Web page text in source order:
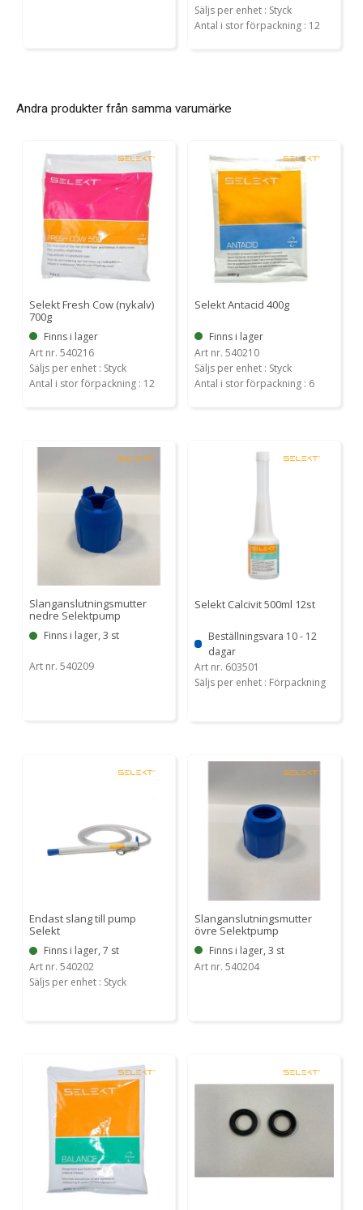
Säljs per enhet : Styck
Antal i stor förpackning : 12
Andra produkter från samma varumärke
Selekt Fresh Cow (nykalv)
700g
Finns i lager
Art nr. 540216
Säljs per enhet : Styck
Antal i stor förpackning : 12
Selekt Antacid 400g
Finns i lager
Art nr. 540210
Säljs per enhet : Styck
Antal i stor förpackning : 6
Slanganslutningsmutter
nedre Selektpump
Finns i lager, 3 st
Art nr. 540209
Selekt Calcivit 500ml 12st
Beställningsvara 10 - 12
dagar
Art nr. 603501
Säljs per enhet : Förpackning
Endast slang till pump
Selekt
Finns i lager, 7 st
Art nr. 540202
Säljs per enhet : Styck
Slanganslutningsmutter
övre Selektpump
Finns i lager, 3 st
Art nr. 540204